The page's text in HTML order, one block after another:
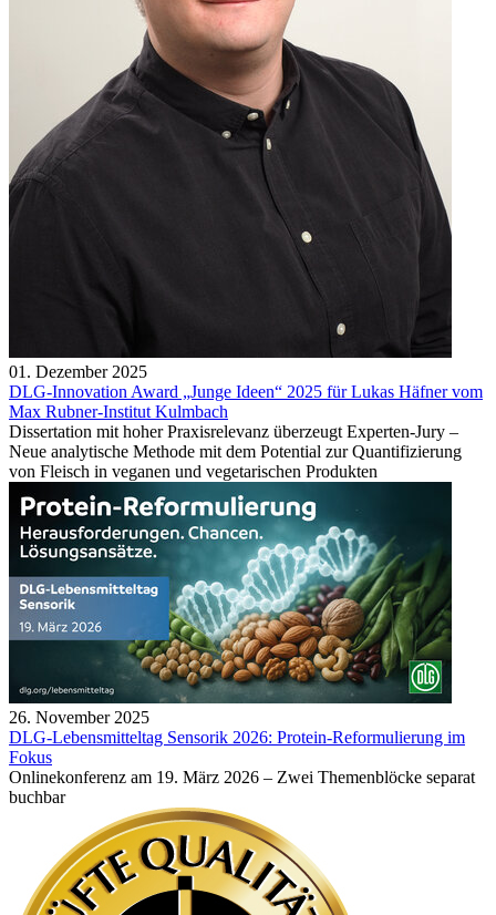
01. Dezember 2025
DLG-Innovation Award „Junge Ideen“ 2025 für Lukas Häfner vom
Max Rubner-Institut Kulmbach
Dissertation mit hoher Praxisrelevanz überzeugt Experten-Jury –
Neue analytische Methode mit dem Potential zur Quantifizierung
von Fleisch in veganen und vegetarischen Produkten
26. November 2025
DLG-Lebensmitteltag Sensorik 2026: Protein-Reformulierung im
Fokus
Onlinekonferenz am 19. März 2026 – Zwei Themenblöcke separat
buchbar